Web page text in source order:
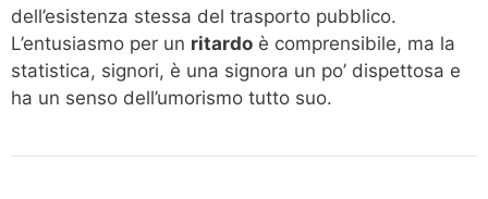
dell’esistenza stessa del trasporto pubblico.
L’entusiasmo per un ritardo è comprensibile, ma la
statistica, signori, è una signora un po’ dispettosa e
ha un senso dell’umorismo tutto suo.